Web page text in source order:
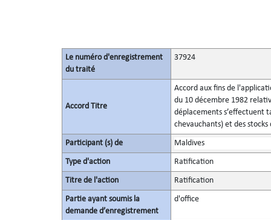
Le numéro d'enregistrement
du traité
37924
Accord Titre
Accord aux fins de
du 10 décembre 1982
déplacements s’effectuent
chevauchants) et des
Participant (s) de Maldives
Type d'action Ratification
Titre de l'action Ratification
Partie ayant soumis la
demande d’enregistrement
d'office